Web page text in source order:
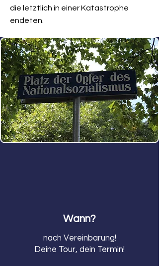
die letztlich in einer Katastrophe
endeten.
Wann?
nach Vereinbarung!
Deine Tour, dein Termin!